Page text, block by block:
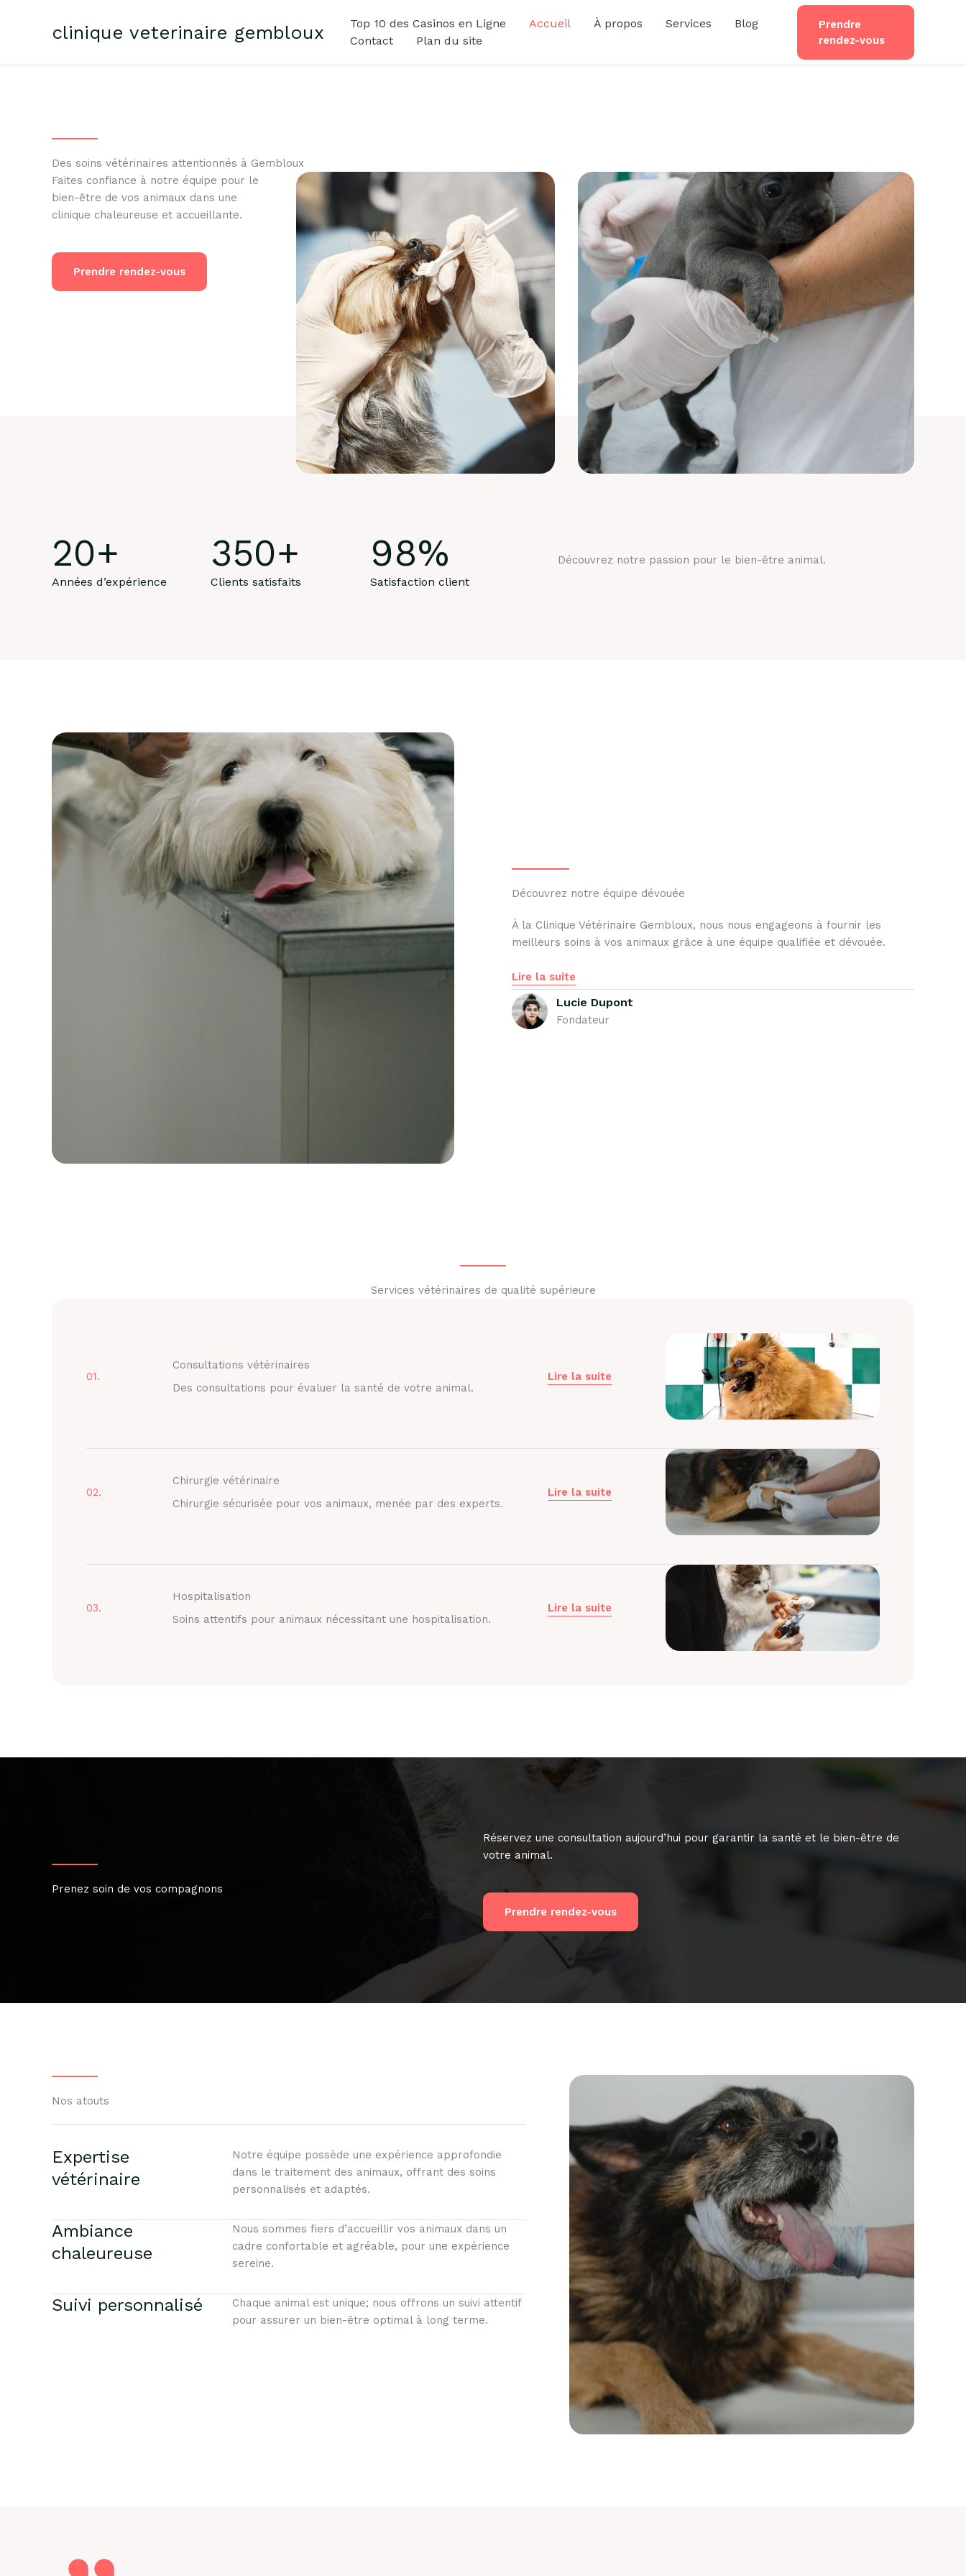
clinique veterinaire gembloux Top 10 des Casinos en Ligne Accueil À propos Services
Blog
Contact
Plan du site
Prendre
rendez-vous
Des soins vétérinaires attentionnés à Gembloux
Faites confiance à notre équipe pour le
bien-être de vos animaux dans une
clinique chaleureuse et accueillante.
Prendre rendez-vous
20+
Années d’expérience
350+
Clients satisfaits
98%
Satisfaction client
Découvrez notre passion pour le bien-être animal.
Découvrez notre équipe dévouée
À la Clinique Vétérinaire Gembloux, nous nous engageons à fournir les
meilleurs soins à vos animaux grâce à une équipe qualifiée et dévouée.
Lire la suite
Lucie Dupont
Fondateur
Services vétérinaires de qualité supérieure
01.
Consultations vétérinaires
Des consultations pour évaluer la santé de votre animal.
Lire la suite
02.
Chirurgie vétérinaire
Chirurgie sécurisée pour vos animaux, menée par des experts.
Lire la suite
03.
Hospitalisation
Soins attentifs pour animaux nécessitant une hospitalisation.
Lire la suite
Prenez soin de vos compagnons
Réservez une consultation aujourd’hui pour garantir la santé et le bien-être de
votre animal.
Prendre rendez-vous
Nos atouts
Expertise
vétérinaire
Notre équipe possède une expérience approfondie
dans le traitement des animaux, offrant des soins
personnalisés et adaptés.
Ambiance
chaleureuse
Nous sommes fiers d’accueillir vos animaux dans un
cadre confortable et agréable, pour une expérience
sereine.
Suivi personnalisé
Chaque animal est unique; nous offrons un suivi attentif
pour assurer un bien-être optimal à long terme.